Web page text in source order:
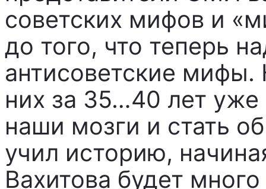
советских мифов и
до того, что теперь
антисоветские
них за 35…40 лет уже
наши мозги и стать
учил историю,
Вахитова будет